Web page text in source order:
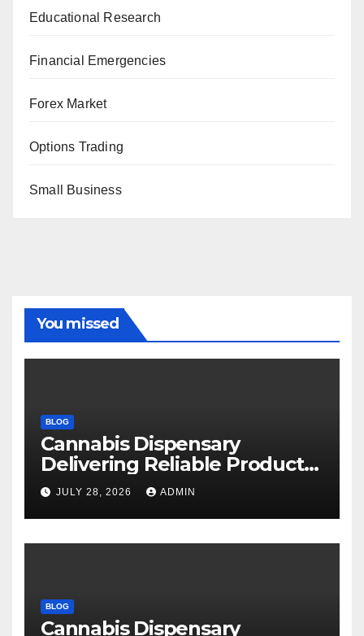
Educational Research
Financial Emergencies
Forex Market
Options Trading
Small Business
You missed
BLOG
Cannabis Dispensary
Delivering Reliable Products
Every Time
JULY 28, 2026 ADMIN
BLOG
Cannabis Dispensary